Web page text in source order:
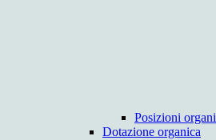
Posizioni
Dotazione organica